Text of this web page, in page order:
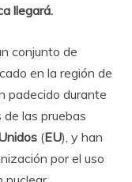
llegará.
conjunto de
en la región de
padecido durante
las pruebas
(EU), y han
por el uso